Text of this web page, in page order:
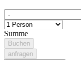
Summe
Buchen
anfragen